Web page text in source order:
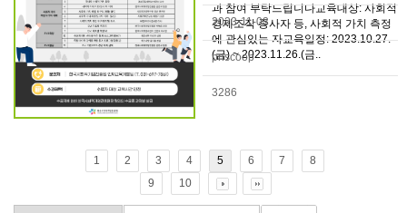
과 참여 부탁드립니다교육대상: 사회적
경제조직 종사자 등, 사회적 가치 측정
에 관심있는 자교육일정: 2023.10.27.
(금) ~ 2023.11.26.(금..
2023-11-03
pnscoop
3286
1 2 3 4 5 6 7
8
9
10